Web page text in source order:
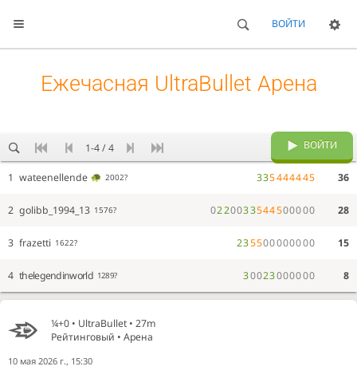
ВОЙТИ
¼+0 • UltraBullet • 27m
Рейтинговый • Арена
10 мая 2026 г., 15:30
Ежечасная UltraBullet Арена
1-4 / 4 ВОЙТИ
1 wateenellende 2002? 335444445 36
2 golibb_1994_13 1576? 0220033544500000 28
3 frazetti 1622? 235500000000 15
4 thelegendinworld 1289? 30023000000 8